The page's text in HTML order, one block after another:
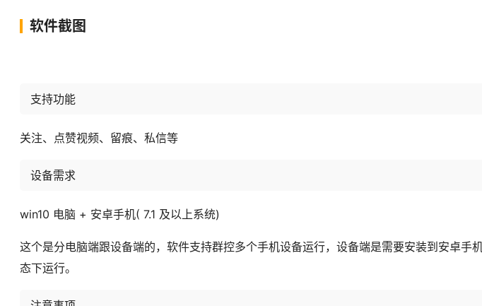
软件截图
支持功能
关注、点赞视频、留痕、私信等
设备需求
win10 电脑 + 安卓手机( 7.1 及以上系统)
这个是分电脑端跟设备端的，软件支持群控多个手机设备运行，设备端是需要安装到安卓手
态下运行。